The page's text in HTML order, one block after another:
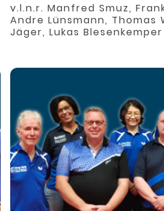
v.l.n.r. Manfred Smuz,
Andre Lünsmann, Thomas
Jäger, Lukas Blesenkemper